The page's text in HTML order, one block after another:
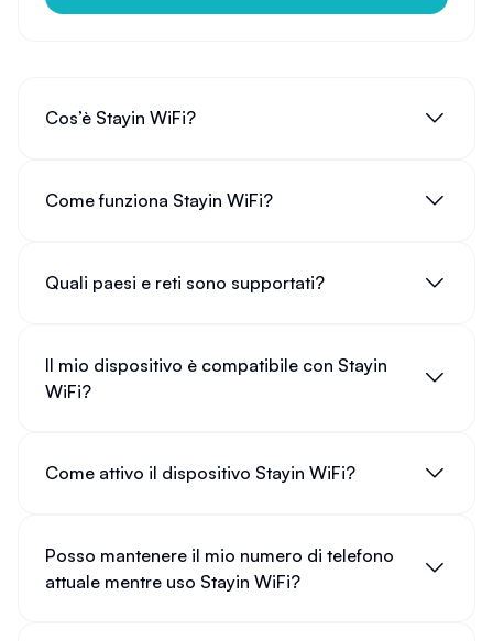
Cos’è Stayin WiFi?
Come funziona Stayin WiFi?
Quali paesi e reti sono supportati?
Il mio dispositivo è compatibile con Stayin
WiFi?
Come attivo il dispositivo Stayin WiFi?
Posso mantenere il mio numero di telefono
attuale mentre uso Stayin WiFi?